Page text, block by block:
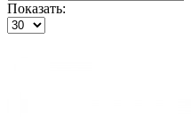
Показать: